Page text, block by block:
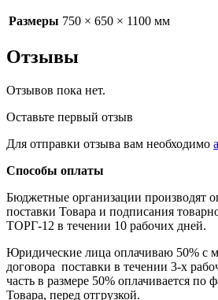
Размеры 750 × 650 × 1100 мм
Отзывы
Отзывов пока нет.
Оставьте первый отзыв
Для отправки отзыва вам необходимо
Способы оплаты
Бюджетные организации производят
поставки Товара и подписания
ТОРГ-12 в течении 10 рабочих дней.
Юридические лица оплачиваю 50% с
договора поставки в течении 3-х
часть в размере 50% оплачивается по
Товара, перед отгрузкой.